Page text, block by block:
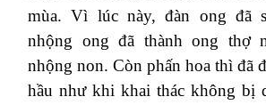
mùa. Vì lúc này, đàn ong đã
nhộng ong đã thành ong thợ
nhộng non. Còn phấn hoa thì đã
hầu như khi khai thác không bị